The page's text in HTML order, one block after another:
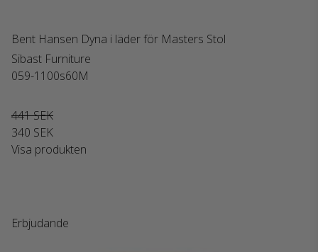
Bent Hansen Dyna i läder för Masters Stol
Sibast Furniture
059-1100s60M
441 SEK
340 SEK
Visa produkten
Erbjudande